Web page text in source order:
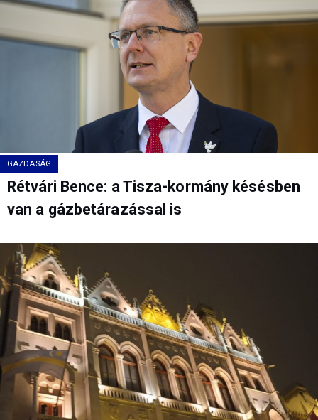
GAZDASÁG
Rétvári Bence: a Tisza-kormány késésben
van a gázbetárazással is